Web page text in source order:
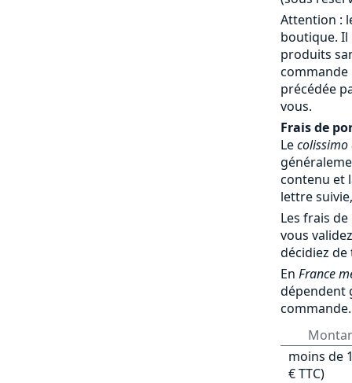
Attention :
boutique. Il
produits
précédée
vous.
Frais de
Lecolissimo
contenu et
lettre
Les frais
vous
décidiez
En France
dépendent
commande.
moins de
€ TTC)